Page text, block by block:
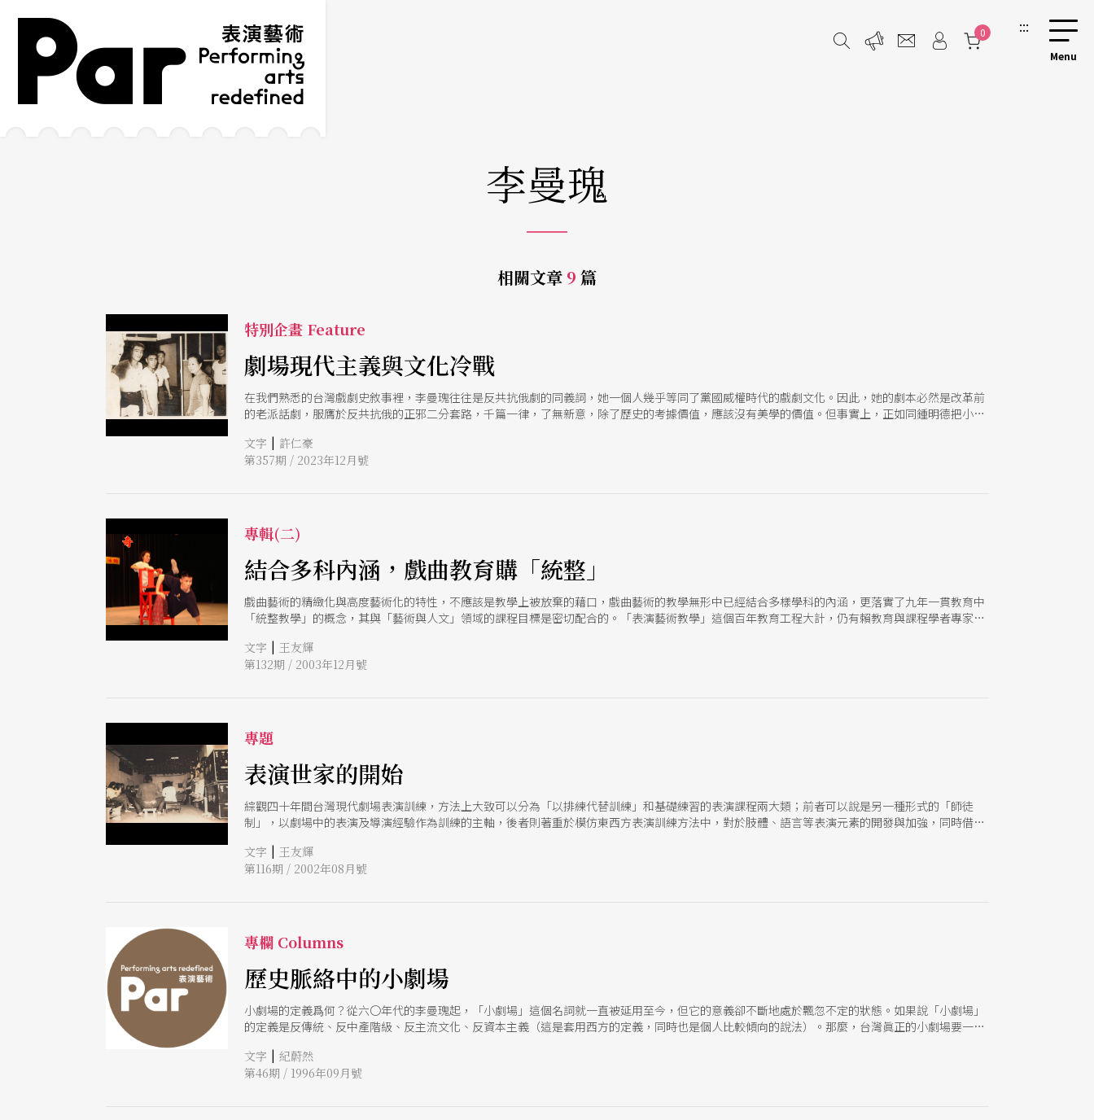
跳到主要內容區塊
網站導覽
0 :::
李曼瑰
相關文章 9 篇
特別企畫 Feature
劇場現代主義與文化冷戰
在我們熟悉的台灣戲劇史敘事裡，李曼瑰往往是反共抗俄劇的同義詞，她一個人幾乎等同了黨國威權時代的戲劇文化。因此，她的劇本必然是改革前
的老派話劇，服膺於反共抗俄的正邪二分套路，千篇一律，了無新意，除了歷史的考據價值，應該沒有美學的價值。但事實上，正如同鍾明德把小劇
入。 李曼瑰為了「新世界劇運」，開啟了系列歷史劇寫作，比如《漢宮春秋》（1956）與《大漢復興曲》（1957），一開始固然受到黨國意識形態的
指導，但她在西遊之後，受到西方現代主義戲劇美學的洗禮，回國後積極推行小劇場運動，企圖在戲劇思想與形式實驗上突破，而因此出現了創作風
文字 | 許仁豪
第357期 / 2023年12月號
專輯(二)
結合多科內涵，戲曲教育購「統整」
戲曲藝術的精緻化與高度藝術化的特性，不應該是教學上被放棄的藉口，戲曲藝術的教學無形中已經結合多樣學科的內涵，更落實了九年一貫教育中
「統整教學」的概念，其與「藝術與人文」領域的課程目標是密切配合的。「表演藝術教學」這個百年教育工程大計，仍有賴教育與課程學者專家與
文字 | 王友輝
第132期 / 2003年12月號
專題
表演世家的開始
綜觀四十年間台灣現代劇場表演訓練，方法上大致可以分為「以排練代替訓練」和基礎練習的表演課程兩大類；前者可以說是另一種形式的「師徒
制」，以劇場中的表演及導演經驗作為訓練的主軸，後者則著重於模仿東西方表演訓練方法中，對於肢體、語言等表演元素的開發與加強，同時借用
文字 | 王友輝
第116期 / 2002年08月號
專欄 Columns
歷史脈絡中的小劇場
小劇場的定義爲何？從六〇年代的李曼瑰起，「小劇場」這個名詞就一直被延用至今，但它的意義卻不斷地處於飄忽不定的狀態。如果說「小劇場」
的定義是反傳統、反中產階級、反主流文化、反資本主義（這是套用西方的定義，同時也是個人比較傾向的說法）。那麼，台灣眞正的小劇場要一直
文字 | 紀蔚然
第46期 / 1996年09月號